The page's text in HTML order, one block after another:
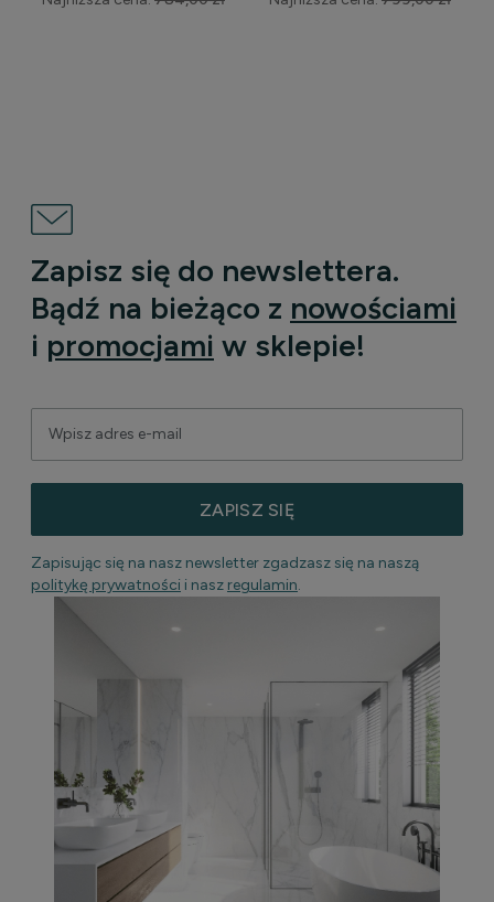
Zapisz się do newslettera.
Bądź na bieżąco z nowościami
i promocjami w sklepie!
ZAPISZ SIĘ
Zapisując się na nasz newsletter zgadzasz się na naszą
politykę prywatności i nasz regulamin.